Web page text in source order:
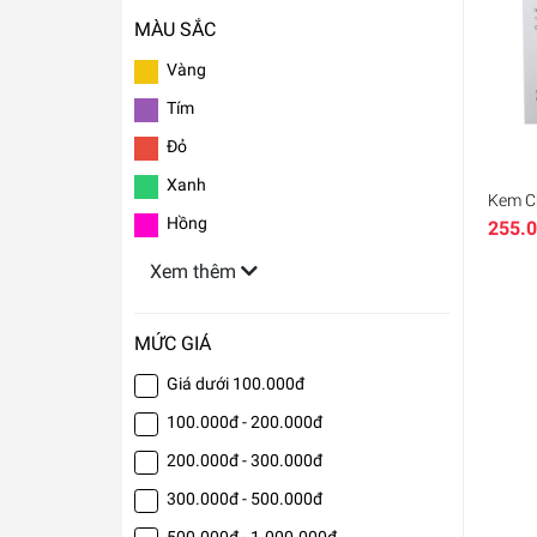
Kem
Triple
Phù
MÀU SẮC
Vàng
Tím
Đỏ
Xanh
Hồng
Xem thêm
MỨC GIÁ
Giá dưới 100.000đ
100.000đ - 200.000đ
200.000đ - 300.000đ
300.000đ - 500.000đ